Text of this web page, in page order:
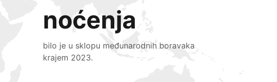
noćenja
bilo je u sklopu međunarodnih boravaka
krajem 2023.